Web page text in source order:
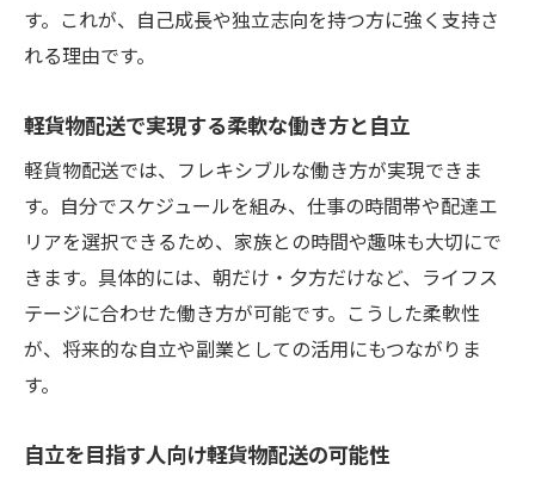
自立とやりがいを両立できる配送現場の魅
力
自立を支える配送現場の貢献エピソード
軽貨物配送がもたらすやりがいの理由
社会に役立つ自立型軽貨物配送の意義
効率重視で自立を叶える仕事の進め方
効率的な軽貨物配送で自立を実現する方法
自立志向が実践する効率重視の配送術
軽貨物配送で時間を生み出す自立の工夫
す。これが、自己成長や独立志向を持つ方に強く支持さ
れる理由です。
軽貨物配送で実現する柔軟な働き方と自立
軽貨物配送では、フレキシブルな働き方が実現できま
す。自分でスケジュールを組み、仕事の時間帯や配達エ
リアを選択できるため、家族との時間や趣味も大切にで
きます。具体的には、朝だけ・夕方だけなど、ライフス
テージに合わせた働き方が可能です。こうした柔軟性
が、将来的な自立や副業としての活用にもつながりま
す。
自立を目指す人向け軽貨物配送の可能性